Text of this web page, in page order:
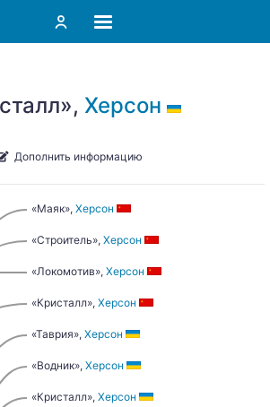
Херсон
Дополнить информацию
«Маяк», Херсон
«Строитель», Херсон
«Локомотив», Херсон
«Кристалл», Херсон
«Таврия», Херсон
«Водник», Херсон
«Кристалл», Херсон